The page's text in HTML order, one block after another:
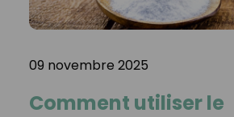
09 novembre 2025
Comment utiliser le